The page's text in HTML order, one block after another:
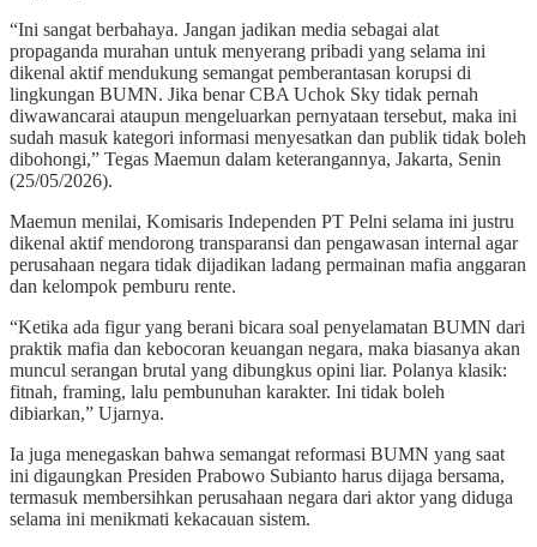
“Ini sangat berbahaya. Jangan jadikan media sebagai alat
propaganda murahan untuk menyerang pribadi yang selama ini
dikenal aktif mendukung semangat pemberantasan korupsi di
lingkungan BUMN. Jika benar CBA Uchok Sky tidak pernah
diwawancarai ataupun mengeluarkan pernyataan tersebut, maka ini
sudah masuk kategori informasi menyesatkan dan publik tidak boleh
dibohongi,” Tegas Maemun dalam keterangannya, Jakarta, Senin
(25/05/2026).
Maemun menilai, Komisaris Independen PT Pelni selama ini justru
dikenal aktif mendorong transparansi dan pengawasan internal agar
perusahaan negara tidak dijadikan ladang permainan mafia anggaran
dan kelompok pemburu rente.
“Ketika ada figur yang berani bicara soal penyelamatan BUMN dari
praktik mafia dan kebocoran keuangan negara, maka biasanya akan
muncul serangan brutal yang dibungkus opini liar. Polanya klasik:
fitnah, framing, lalu pembunuhan karakter. Ini tidak boleh
dibiarkan,” Ujarnya.
Ia juga menegaskan bahwa semangat reformasi BUMN yang saat
ini digaungkan Presiden Prabowo Subianto harus dijaga bersama,
termasuk membersihkan perusahaan negara dari aktor yang diduga
selama ini menikmati kekacauan sistem.